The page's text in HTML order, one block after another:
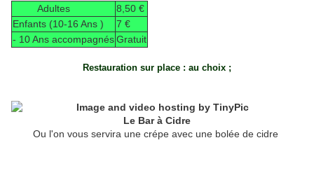
Adultes
8,50 €
Enfants (10-16 Ans )
7 €
- 10 Ans accompagnésGratuit
Restauration sur place : au choix ;
Le Bar à Cidre
Ou l'on vous servira une crépe avec une bolée de cidre